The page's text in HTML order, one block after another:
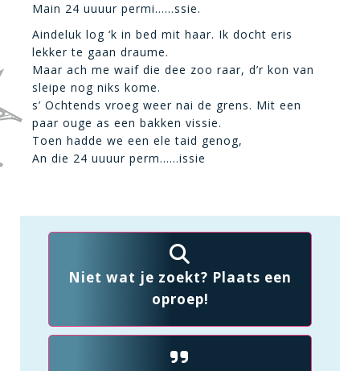
Main 24 uuuur permi……ssie.
Aindeluk log ‘k in bed mit haar. Ik docht eris
lekker te gaan draume.
Maar ach me waif die dee zoo raar, d’r kon van
sleipe nog niks kome.
s’ Ochtends vroeg weer nai de grens. Mit een
paar ouge as een bakken vissie.
Toen hadde we een ele taid genog,
An die 24 uuuur perm……issie
Niet wat je zoekt? Plaats een
oproep!